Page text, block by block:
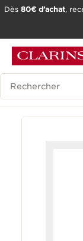
OUTIL
Dès 80€ d’achat,
Historique des recherches